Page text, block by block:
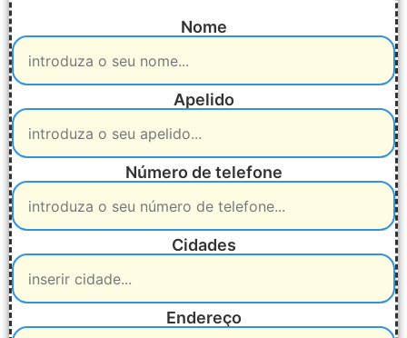
Nome
Apelido
Número de telefone
Cidades
Endereço